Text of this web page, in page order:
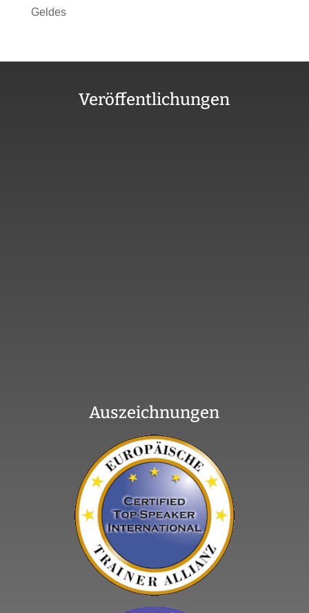
Geldes
Veröffentlichungen
Auszeichnungen